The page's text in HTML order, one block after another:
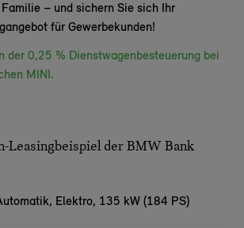
– und sichern Sie sich Ihr
für Gewerbekunden!
der 0,25 % Dienstwagenbesteuerung bei
MINI.
Leasingbeispiel der BMW Bank
Elektro, 135 kW (184 PS)